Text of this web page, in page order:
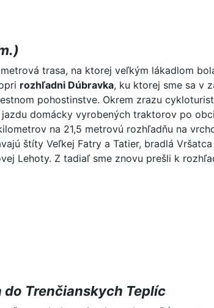
trasa, na ktorej veľkým lákadlom
rozhľadni Dúbravka, ku ktorej sme sa v
pohostinstve. Okrem zrazu
domácky vyrobených traktorov po
na 21,5 metrovú rozhľadňu na
štíty Veľkej Fatry a Tatier, bradlá
Lehoty. Z tadiaľ sme znovu prešli k
do Trenčianskych Teplíc